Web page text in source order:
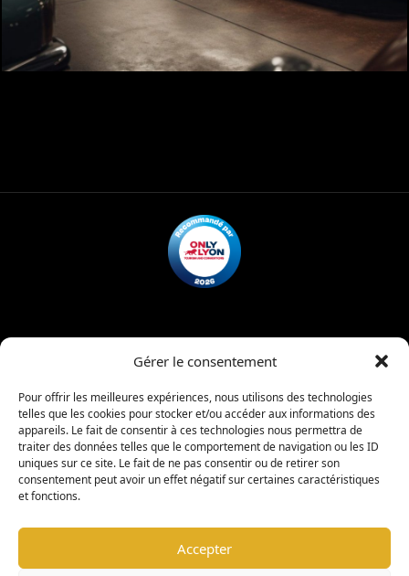
Gérer le consentement
Pour offrir les meilleures expériences, nous utilisons des technologies
telles que les cookies pour stocker et/ou accéder aux informations des
appareils. Le fait de consentir à ces technologies nous permettra de
traiter des données telles que le comportement de navigation ou les ID
uniques sur ce site. Le fait de ne pas consentir ou de retirer son
consentement peut avoir un effet négatif sur certaines caractéristiques
et fonctions.
Accepter
copyright © 2026 -Coligny Car Museum|Tous droits réservés
/www/wwwroot/colignycarmuseum.fr/wp-
content/plugins/sitepress-multilingual-